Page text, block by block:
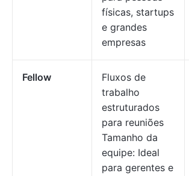
físicas, startups
e grandes
empresas
Fellow
Fluxos de
trabalho
estruturados
para reuniões
Tamanho da
equipe: Ideal
para gerentes e